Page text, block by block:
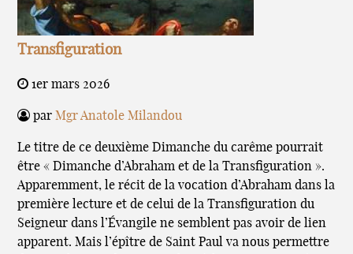
Transfiguration
1er mars 2026
parMgr Anatole Milandou
Le titre de ce deuxième Dimanche du carême pourrait
être « Dimanche d’Abraham et de la Transfiguration ».
Apparemment, le récit de la vocation d’Abraham dans la
première lecture et de celui de la Transfiguration du
Seigneur dans l’Évangile ne semblent pas avoir de lien
apparent. Mais l’épître de Saint Paul va nous permettre